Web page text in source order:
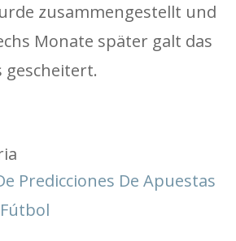
zusammengestellt und
Monate später galt das
gescheitert.
Predicciones De Apuestas